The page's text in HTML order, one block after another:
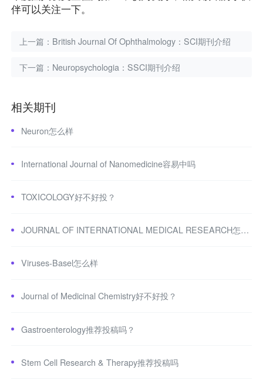
伴可以关注一下。
上一篇： British Journal Of Ophthalmology：SCI期刊介绍
下一篇： Neuropsychologia：SSCI期刊介绍
相关期刊
Neuron怎么样
International Journal of Nanomedicine容易中吗
TOXICOLOGY好不好投？
JOURNAL OF INTERNATIONAL MEDICAL RESEARCH怎么样
Viruses-Basel怎么样
Journal of Medicinal Chemistry好不好投？
Gastroenterology推荐投稿吗？
Stem Cell Research & Therapy推荐投稿吗